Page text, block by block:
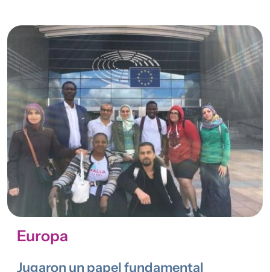
Imagen
Europa
Jugaron un papel fundamental